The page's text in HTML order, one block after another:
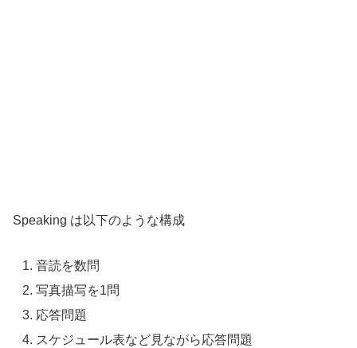
Speaking は以下のような構成
音読を数問
写真描写を1問
応答問題
スケジュール表など見ながら応答問題